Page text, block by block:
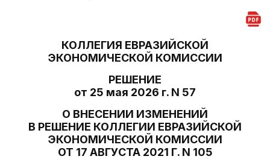
КОЛЛЕГИЯ ЕВРАЗИЙСКОЙ
ЭКОНОМИЧЕСКОЙ КОМИССИИ
РЕШЕНИЕ
от 25 мая 2026 г. N 57
О ВНЕСЕНИИ ИЗМЕНЕНИЙ
В РЕШЕНИЕ КОЛЛЕГИИ ЕВРАЗИЙСКОЙ
ЭКОНОМИЧЕСКОЙ КОМИССИИ
ОТ 17 АВГУСТА 2021 Г. N 105